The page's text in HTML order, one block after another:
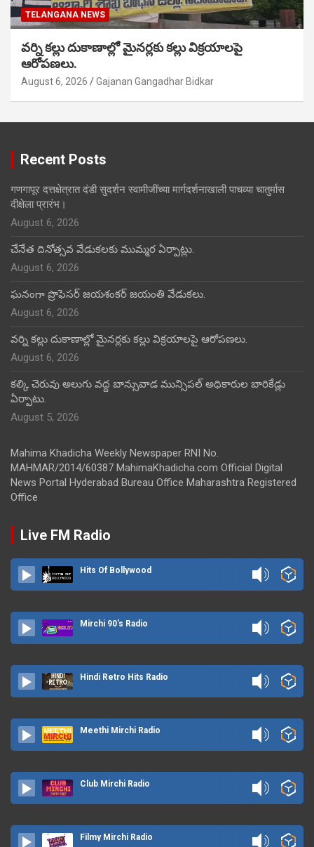
TELANGANA NEWS
వర్ని కల్లు దుకాణాల్లో మైనర్లకు కల్లు విక్రయాలపై
ఆరోపణలు.
August 6, 2026 Gajanan Gangadhar Bidkar
Recent Posts
गणगापूर दत्तक्षेत्रात दंडी सुदर्शन स्वामीजींच्या मार्गदर्शनाखाली पाचव्या चातुर्मास
दीक्षेला प्रारंभ।
August 6, 2026
చేనేత దినోత్సవ వేడుకలకు ముమ్మర ఏర్పాట్లు.
August 6, 2026
ఘనంగా ప్రొఫెసర్ జయశంకర్ జయంతి వేడుకలు.
August 6, 2026
వర్ని కల్లు దుకాణాల్లో మైనర్లకు కల్లు విక్రయాలపై ఆరోపణలు.
August 6, 2026
కల్కి చెరువు అలుగు వద్ద బాన్సువాడ మున్సిపల్ అధికారుల బారికేడ్లు
ఏర్పాటు.
August 5, 2026
Mahima Khadicha Weekly Newspaper RNI No.
MAHMAR/2014/60387 MahimaKhadicha.com Official Digital
News Portal Hyderabad Bureau Office Maharashtra Registered
Office
Live FM Radio
Hits Of Bollywood
Mirchi 90's Radio
Hindi Retro Hits Radio
Meethi Mirchi Radio
Club Mirchi Radio
Filmy Mirchi Radio